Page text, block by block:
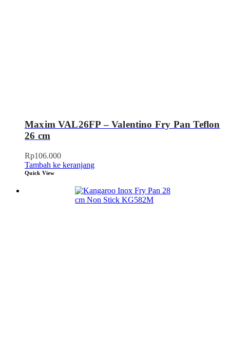
Maxim VAL26FP – Valentino Fry Pan Teflon
26 cm
Rp106.000
Tambah ke keranjang
Quick View